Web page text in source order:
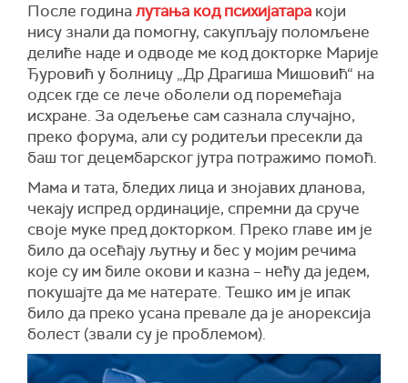
После годиналутања код психијатара који
нису знали да помогну, сакупљају поломљене
делиће наде и одводе ме код докторке Марије
Ђуровић у болницу „Др Драгиша Мишовић“ на
одсек где се лече оболели од поремећаја
исхране. За одељење сам сазнала случајно,
преко форума, али су родитељи пресекли да
баш тог децембарског јутра потражимо помоћ.
Мама и тата, бледих лица и знојавих дланова,
чекају испред ординације, спремни да сруче
своје муке пред докторком. Преко главе им је
било да осећају љутњу и бес у мојим речима
које су им биле окови и казна – нећу да једем,
покушајте да ме натерате. Тешко им је ипак
било да преко усана превале да је анорексија
болест (звали су је проблемом).